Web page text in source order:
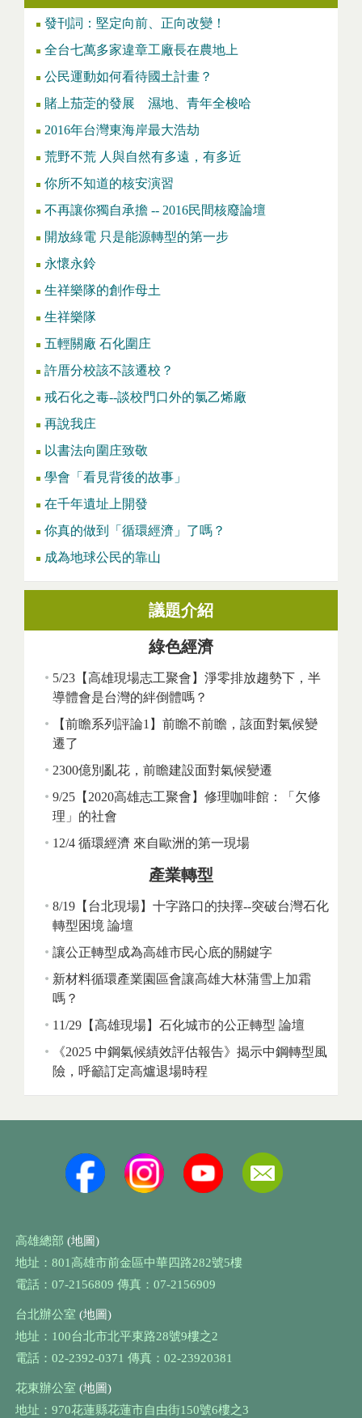
發刊詞：堅定向前、正向改變！
全台七萬多家違章工廠長在農地上
公民運動如何看待國土計畫？
賭上茄萣的發展 濕地、青年全梭哈
2016年台灣東海岸最大浩劫
荒野不荒 人與自然有多遠，有多近
你所不知道的核安演習
不再讓你獨自承擔 -- 2016民間核廢論壇
開放綠電 只是能源轉型的第一步
永懷永鈴
生祥樂隊的創作母土
生祥樂隊
五輕關廠 石化圍庄
許厝分校該不該遷校？
戒石化之毒--談校門口外的氯乙烯廠
再說我庄
以書法向圍庄致敬
學會「看見背後的故事」
在千年遺址上開發
你真的做到「循環經濟」了嗎？
成為地球公民的靠山
議題介紹
綠色經濟
5/23【高雄現場志工聚會】淨零排放趨勢下，半
導體會是台灣的絆倒體嗎？
【前瞻系列評論1】前瞻不前瞻，該面對氣候變
遷了
2300億別亂花，前瞻建設面對氣候變遷
9/25【2020高雄志工聚會】修理咖啡館：「欠修
理」的社會
12/4 循環經濟 來自歐洲的第一現場
產業轉型
8/19【台北現場】十字路口的抉擇--突破台灣石化
轉型困境 論壇
讓公正轉型成為高雄市民心底的關鍵字
新材料循環產業園區會讓高雄大林蒲雪上加霜
嗎？
11/29【高雄現場】石化城市的公正轉型 論壇
《2025 中鋼氣候績效評估報告》揭示中鋼轉型風
險，呼籲訂定高爐退場時程
高雄總部 (地圖)
地址：801高雄市前金區中華四路282號5樓
電話：07-2156809 傳真：07-2156909
台北辦公室 (地圖)
地址：100台北市北平東路28號9樓之2
電話：02-2392-0371 傳真：02-23920381
花東辦公室 (地圖)
地址：970花蓮縣花蓮市自由街150號6樓之3